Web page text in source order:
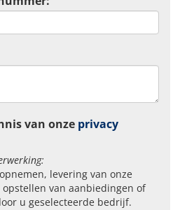
van onze privacy
levering van onze
van aanbiedingen of
u geselecteerde bedrijf.